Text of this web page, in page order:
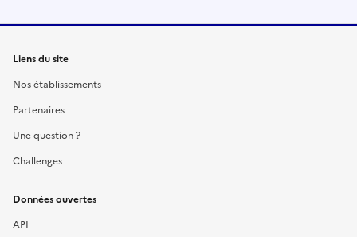
Liens du site
Nos établissements
Partenaires
Une question ?
Challenges
Données ouvertes
API